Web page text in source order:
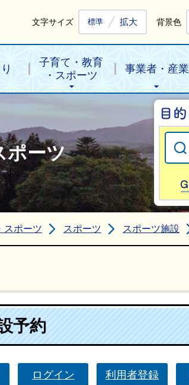
文字サイズ 標準 拡大 背景色
子育て・教育
・スポーツ
事業者・産業
ポーツ
スポーツ スポーツ スポーツ施設
予約
ログイン 利用者登録